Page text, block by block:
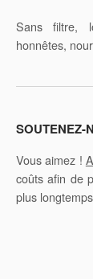
Sans filtre,
honnêtes,
SOUTENEZ-
Vous aimez !
coûts afin de
plus